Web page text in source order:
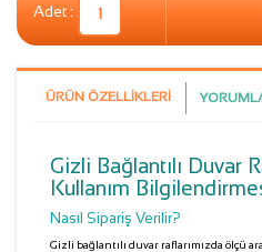
Adet :
ÜRÜN ÖZELLIKLERI
Gizli Bağlantılı Duvar
Kullanım
Nasıl Sipariş Verilir?
Gizli bağlantılı duvar raflarımızda ölçü